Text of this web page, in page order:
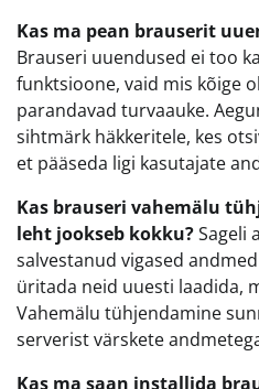
Kas ma pean brauserit
Brauseri uuendused ei too
funktsioone, vaid mis kõige
parandavad turvaauke.
sihtmärk häkkeritele, kes
et pääseda ligi kasutajate
Kas brauseri vahemälu
leht jookseb kokku?Sageli
salvestanud vigased
üritada neid uuesti laadida,
Vahemälu tühjendamine
serverist värskete
Kas ma saan installida